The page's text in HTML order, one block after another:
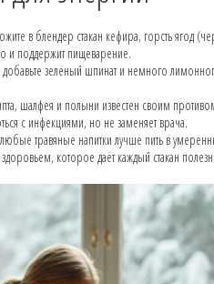
в блендер стакан кефира, горсть ягод
и поддержит пищеварение.
зелёный шпинат и немного
шалфея и полыни известен своим
с инфекциями, но не заменяет врача.
травяные напитки лучше пить в
которое даёт каждый стакан